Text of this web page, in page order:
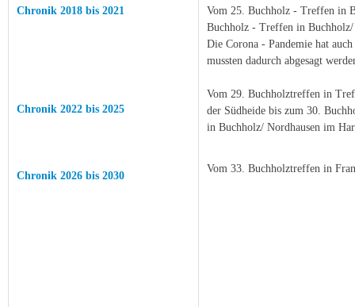
Chronik 2018 bis 2021
Chronik 2022 bis 2025
Chronik 2026 bis 2030
Vom 25. Buchholz - Treffen in
Buchholz - Treffen in
Die Corona - Pandemie hat
mussten dadurch abgesagt
Vom 29. Buchholztreffen in
der Südheide bis zum 30.
in Buchholz/ Nordhausen im
Vom 33. Buchholztreffen in